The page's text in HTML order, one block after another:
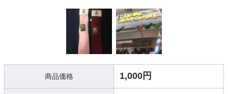
商品価格 1,000円